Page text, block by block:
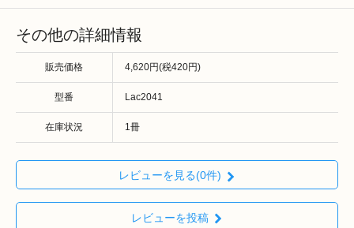
その他の詳細情報
販売価格 4,620円(税420円)
型番 Lac2041
在庫状況 1冊
レビューを見る(0件)
レビューを投稿